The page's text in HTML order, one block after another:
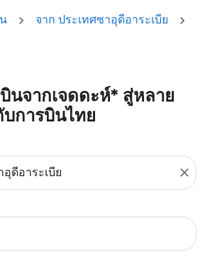
จาก ประเทศซาอุดีอาระเบีย
นจากเจดดะห์* สู่หลาย
บการบินไทย
close